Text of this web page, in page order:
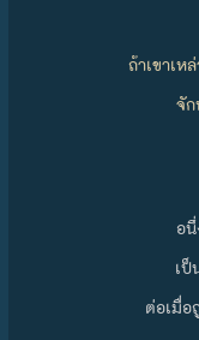
ถ้าเขาเ
จั
อ
เ
ต่อเมื่อ